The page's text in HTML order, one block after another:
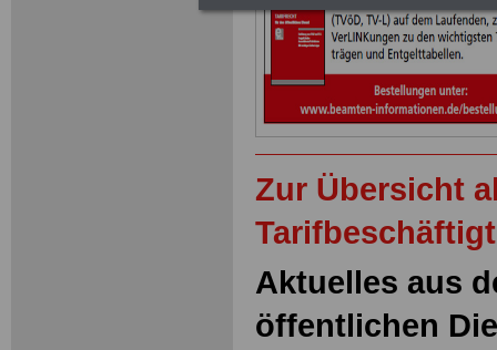
Zur Übersicht
Aktuelles aus
öffentlichen